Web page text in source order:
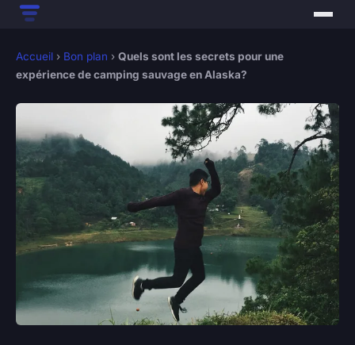
Accueil › Bon plan › Quels sont les secrets pour une
expérience de camping sauvage en Alaska?